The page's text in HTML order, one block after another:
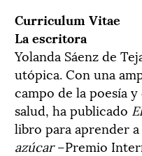
Curriculum Vitae
La escritora
Yolanda Sáenz de
utópica. Con una
campo de la poesía
salud, ha publicado
libro para aprender
azúcar–Premio